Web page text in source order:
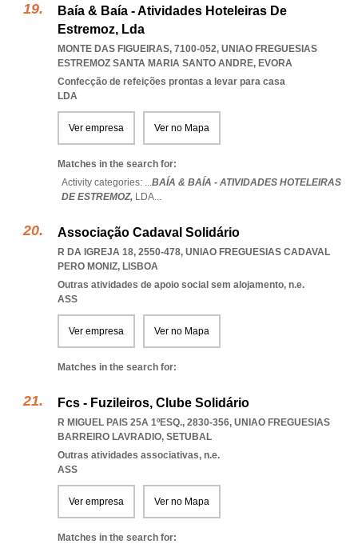
Baía & Baía - Atividades Hoteleiras De
Estremoz, Lda
MONTE DAS FIGUEIRAS, 7100-052, UNIAO FREGUESIAS
ESTREMOZ SANTA MARIA SANTO ANDRE, EVORA
Confecção de refeições prontas a levar para casa
LDA
Ver empresa Ver no Mapa
Matches in the search for:
Activity categories: ...BAÍA & BAÍA - ATIVIDADES HOTELEIRAS
DE ESTREMOZ, LDA...
Associação Cadaval Solidário
R DA IGREJA 18, 2550-478, UNIAO FREGUESIAS CADAVAL
PERO MONIZ, LISBOA
Outras atividades de apoio social sem alojamento, n.e.
ASS
Ver empresa Ver no Mapa
Matches in the search for:
Fcs - Fuzileiros, Clube Solidário
R MIGUEL PAIS 25A 1ºESQ., 2830-356, UNIAO FREGUESIAS
BARREIRO LAVRADIO, SETUBAL
Outras atividades associativas, n.e.
ASS
Ver empresa Ver no Mapa
Matches in the search for: